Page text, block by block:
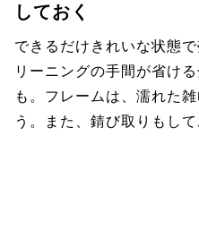
しておく
できるだけきれいな状態
リーニングの手間が省け
も。フレームは、濡れた
う。また、錆び取りもし